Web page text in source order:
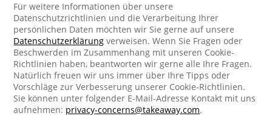
Für weitere Informationen über unsere
Datenschutzrichtlinien und die Verarbeitung Ihrer
persönlichen Daten möchten wir Sie gerne auf unsere
Datenschutzerklärung verweisen. Wenn Sie Fragen oder
Beschwerden im Zusammenhang mit unseren Cookie-
Richtlinien haben, beantworten wir gerne alle Ihre Fragen.
Natürlich freuen wir uns immer über Ihre Tipps oder
Vorschläge zur Verbesserung unserer Cookie-Richtlinien.
Sie können unter folgender E-Mail-Adresse Kontakt mit uns
aufnehmen: privacy-concerns@takeaway.com.